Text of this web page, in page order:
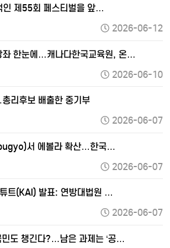
제55회 페스티벌을 앞…
2026-06-12
좌 한눈에…캐나다한국교육원, 온…
2026-06-10
리후보 배출한 중기부
2026-06-07
서 에볼라 확산…한국…
2026-06-07
트(KAI) 발표: 연방대법원 …
2026-06-07
민도 챙긴다?…남은 과제는 ‘공…